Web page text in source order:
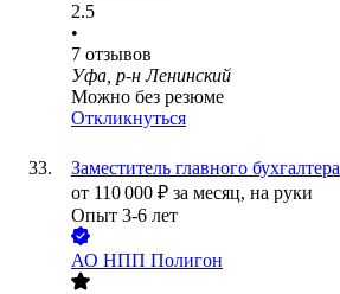
2.5
•
7 отзывов
Уфа, р-н Ленинский
Можно без резюме
Откликнуться
Заместитель главного бухгалтера
от 110 000 ₽ за месяц, на руки
Опыт 3-6 лет
АО НПП Полигон